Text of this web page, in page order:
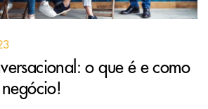
o que é e como